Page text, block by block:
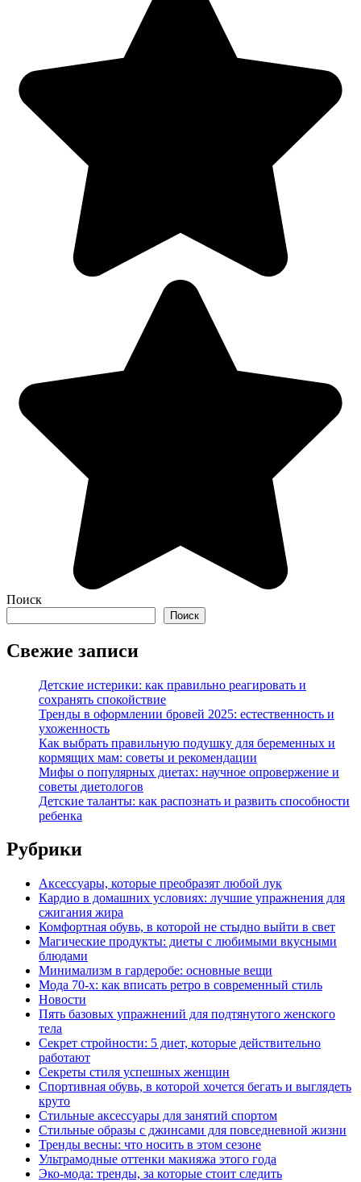
Поиск
Поиск
Свежие записи
Детские истерики: как правильно реагировать и
сохранять спокойствие
Тренды в оформлении бровей 2025: естественность и
ухоженность
Как выбрать правильную подушку для беременных и
кормящих мам: советы и рекомендации
Мифы о популярных диетах: научное опровержение и
советы диетологов
Детские таланты: как распознать и развить способности
ребенка
Рубрики
Аксессуары, которые преобразят любой лук
Кардио в домашних условиях: лучшие упражнения для
сжигания жира
Комфортная обувь, в которой не стыдно выйти в свет
Магические продукты: диеты с любимыми вкусными
блюдами
Минимализм в гардеробе: основные вещи
Мода 70-х: как вписать ретро в современный стиль
Новости
Пять базовых упражнений для подтянутого женского
тела
Секрет стройности: 5 диет, которые действительно
работают
Секреты стиля успешных женщин
Спортивная обувь, в которой хочется бегать и выглядеть
круто
Стильные аксессуары для занятий спортом
Стильные образы с джинсами для повседневной жизни
Тренды весны: что носить в этом сезоне
Ультрамодные оттенки макияжа этого года
Эко-мода: тренды, за которые стоит следить